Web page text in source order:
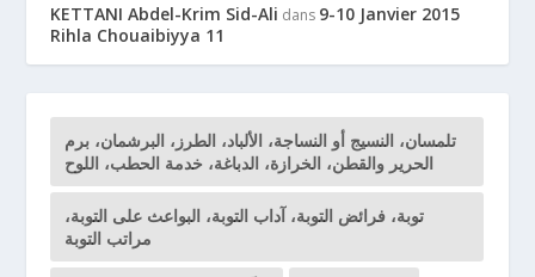
KETTANI Abdel-Krim Sid-Ali dans 9-10 Janvier 2015
Rihla Chouaibiyya 11
تلمسان، النسيج أو النساجة، الألباد، الطرز، البرشمان، برم
الحرير والقطن، الخرازة، الدباغة، خدمة الحطب، اللوح
توبة، فرائض التوبة، آداب التوبة، البواعث على التوبة،
مراتب التوبة